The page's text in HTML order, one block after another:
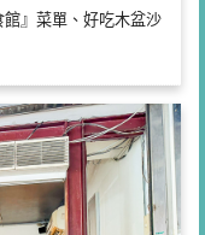
』菜單、好吃木盆沙